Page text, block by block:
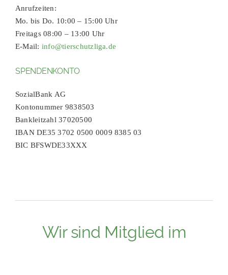
Anrufzeiten:
Mo. bis Do. 10:00 – 15:00 Uhr
Freitags 08:00 – 13:00 Uhr
E-Mail: info@tierschutzliga.de
SPENDENKONTO
SozialBank AG
Kontonummer 9838503
Bankleitzahl 37020500
IBAN DE35 3702 0500 0009 8385 03
BIC BFSWDE33XXX
Wir sind Mitglied im